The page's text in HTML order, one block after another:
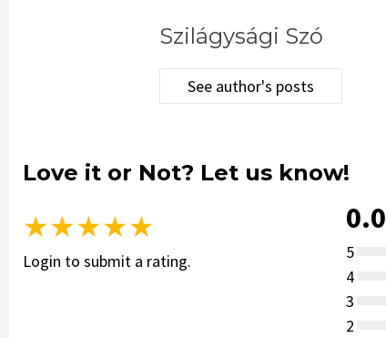
Szilágysági Szó
See author's posts
Love it or Not? Let us know!
★★★★★
Login to submit a rating.
0.0
5
4
3
2